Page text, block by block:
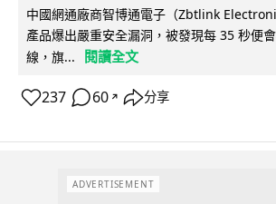
中國網通廠商智博通電子（Zbtlink
產品爆出嚴重安全漏洞，被發現每 35 秒便
線，旗...
閱讀全文
237 60 ↗ 分享
ADVERTISEMENT